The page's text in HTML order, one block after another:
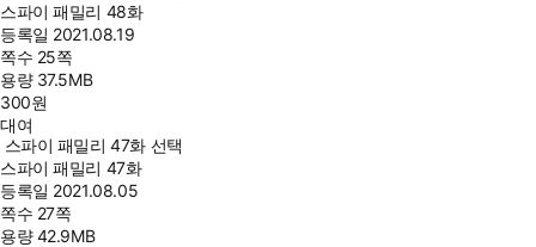
스파이 패밀리 48화
등록일 2021.08.19
쪽수 25쪽
용량 37.5MB
300원
대여
스파이 패밀리 47화 선택
스파이 패밀리 47화
등록일 2021.08.05
쪽수 27쪽
용량42.9MB